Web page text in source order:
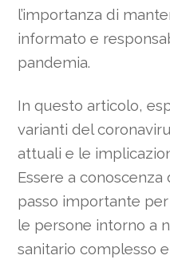
l’importanza di
informato e
pandemia.
In questo articolo,
varianti del
attuali e le
Essere a
passo importante
le persone intorno a
sanitario complesso